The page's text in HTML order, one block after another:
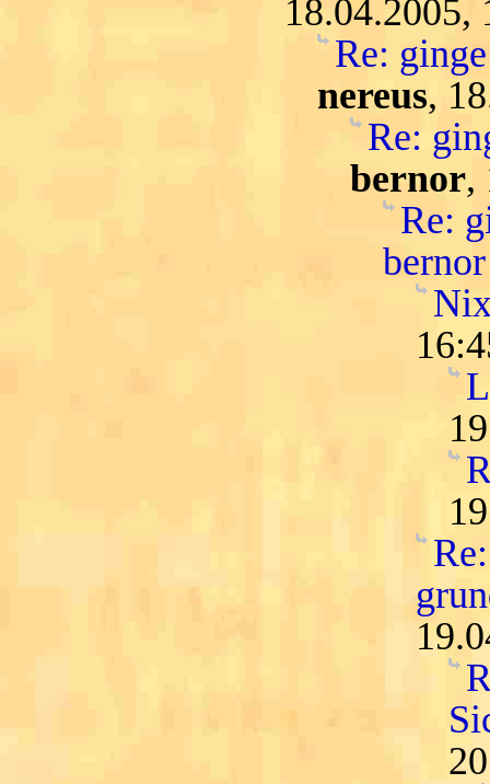
18.04.2005,
Re:
nereus,
Re:
bernor,
Re:
bernor